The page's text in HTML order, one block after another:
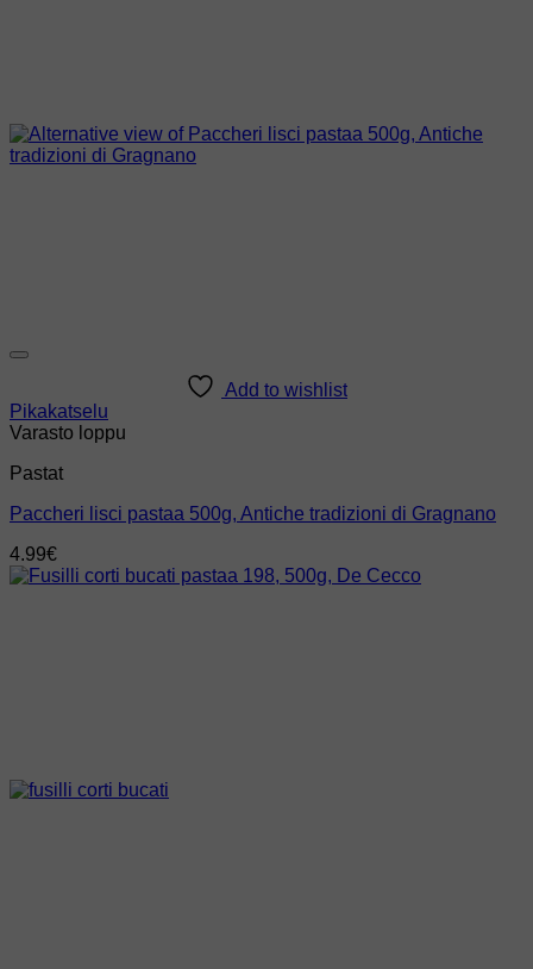
Add to wishlist
Pikakatselu
Varasto loppu
Pastat
Paccheri lisci pastaa 500g, Antiche tradizioni di Gragnano
4.99€